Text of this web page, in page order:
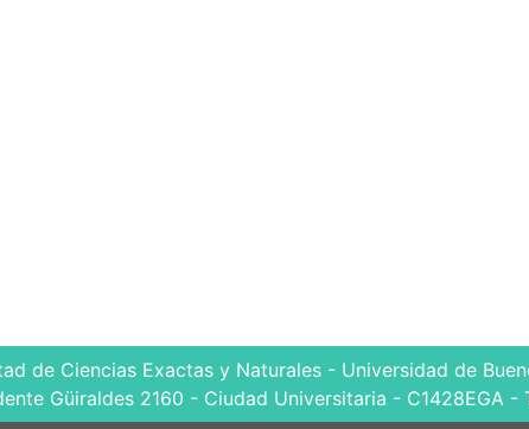
de Ciencias Exactas y Naturales - Universidad de
Güiraldes 2160 - Ciudad Universitaria - C1428EGA -